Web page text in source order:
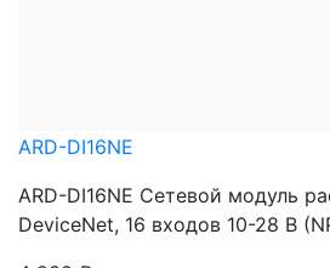
ARD-DI16NE
ARD-DI16NE Сетевой модуль
DeviceNet, 16 входов 10-28 В